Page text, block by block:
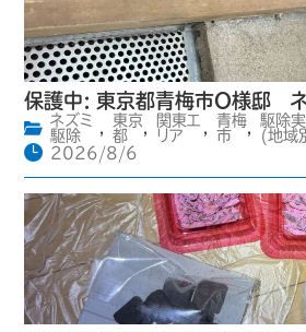
保護中: 東京都青梅市O様邸
ネズミ
駆除
,
東京
都
,
関東エ
リア
,
青梅
市
,
駆除
(地域
2026/8/6